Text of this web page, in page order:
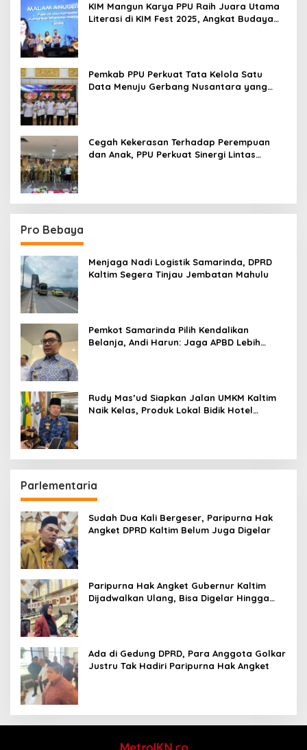
KIM Mangun Karya PPU Raih Juara Utama
Literasi di KIM Fest 2025, Angkat Budaya
Pemkab PPU Perkuat Tata Kelola Satu
Data Menuju Gerbang Nusantara yang
Cegah Kekerasan Terhadap Perempuan
dan Anak, PPU Perkuat Sinergi Lintas
Pro Bebaya
Menjaga Nadi Logistik Samarinda, DPRD
Kaltim Segera Tinjau Jembatan Mahulu
Pemkot Samarinda Pilih Kendalikan
Belanja, Andi Harun: Jaga APBD Lebih
Rudy Mas’ud Siapkan Jalan UMKM Kaltim
Naik Kelas, Produk Lokal Bidik Hotel
Parlementaria
Sudah Dua Kali Bergeser, Paripurna Hak
Angket DPRD Kaltim Belum Juga Digelar
Paripurna Hak Angket Gubernur Kaltim
Dijadwalkan Ulang, Bisa Digelar Hingga
Ada di Gedung DPRD, Para Anggota Golkar
Justru Tak Hadiri Paripurna Hak Angket